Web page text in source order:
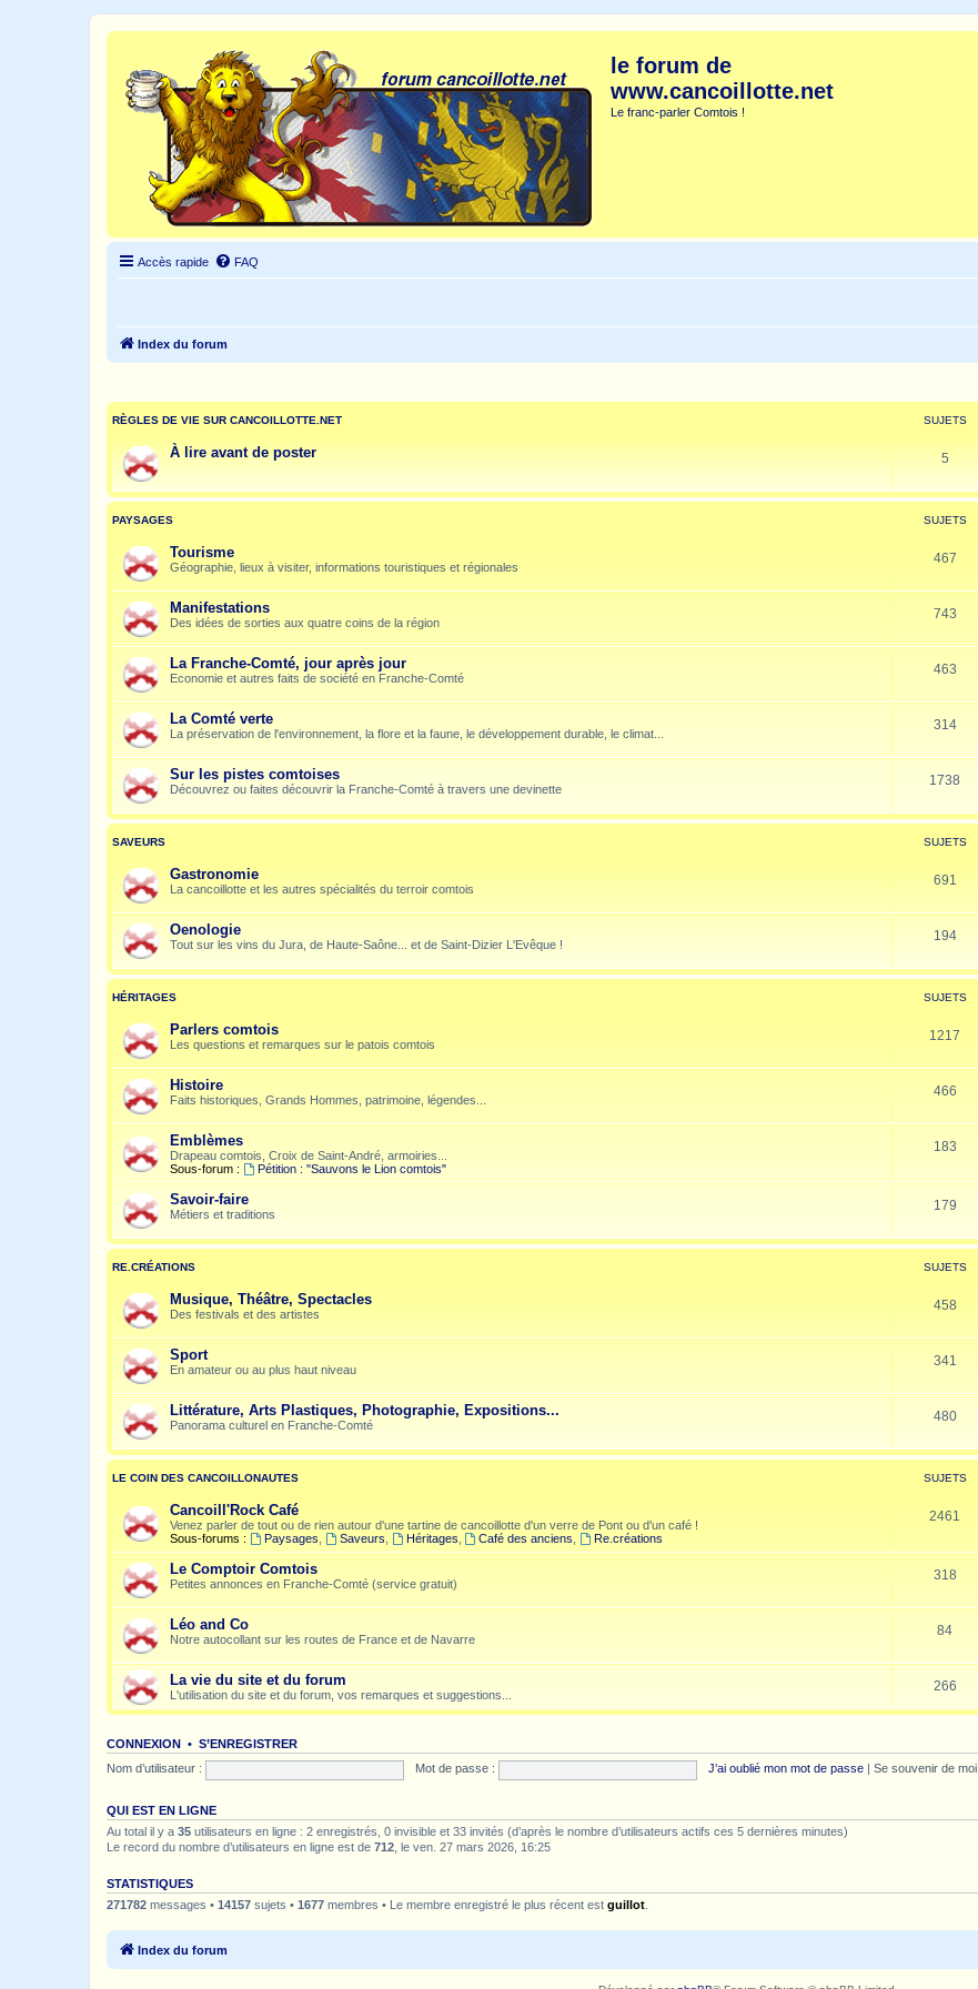
le forum de
www.cancoillotte.net
Le franc-parler Comtois !
Accès rapide FAQ
Index du forum
RÈGLES DE VIE SUR CANCOILLOTTE.NET SUJETS
À lire avant de poster 5
PAYSAGES SUJETS
Tourisme
Géographie, lieux à visiter, informations touristiques et régionales
467
Manifestations
Des idées de sorties aux quatre coins de la région
743
La Franche-Comté, jour après jour
Economie et autres faits de société en Franche-Comté
463
La Comté verte
La préservation de l'environnement, la flore et la faune, le développement durable, le climat...
314
Sur les pistes comtoises
Découvrez ou faites découvrir la Franche-Comté à travers une devinette
1738
SAVEURS SUJETS
Gastronomie
La cancoillotte et les autres spécialités du terroir comtois
691
Oenologie
Tout sur les vins du Jura, de Haute-Saône... et de Saint-Dizier L'Evêque !
194
HÉRITAGES SUJETS
Parlers comtois
Les questions et remarques sur le patois comtois
1217
Histoire
Faits historiques, Grands Hommes, patrimoine, légendes...
466
Emblèmes
Drapeau comtois, Croix de Saint-André, armoiries...
Sous-forum :
Pétition : "Sauvons le Lion comtois"
183
Savoir-faire
Métiers et traditions
179
RE.CRÉATIONS SUJETS
Musique, Théâtre, Spectacles
Des festivals et des artistes
458
Sport
En amateur ou au plus haut niveau
341
Littérature, Arts Plastiques, Photographie, Expositions...
Panorama culturel en Franche-Comté
480
LE COIN DES CANCOILLONAUTES SUJETS
Cancoill'Rock Café
Venez parler de tout ou de rien autour d'une tartine de cancoillotte d'un verre de Pont ou d'un café !
Sous-forums :
Paysages Saveurs Héritages Café des anciens Re.créations
2461
Le Comptoir Comtois
Petites annonces en Franche-Comté (service gratuit)
318
Léo and Co
Notre autocollant sur les routes de France et de Navarre
84
La vie du site et du forum
L'utilisation du site et du forum, vos remarques et suggestions...
266
CONNEXION • S’ENREGISTRER
Nom d’utilisateur :
Mot de passe : J’ai oublié mon mot de passe Se souvenir de moi
QUI EST EN LIGNE
Au total il y a 35 utilisateurs en ligne : 2 enregistrés, 0 invisible et 33 invités (d’après le nombre d’utilisateurs actifs ces 5 dernières minutes)
Le record du nombre d’utilisateurs en ligne est de 712 , le ven. 27 mars 2026, 16:25
STATISTIQUES
271782 messages • 14157 sujets • 1677 membres • Le membre enregistré le plus récent est guillot
Index du forum